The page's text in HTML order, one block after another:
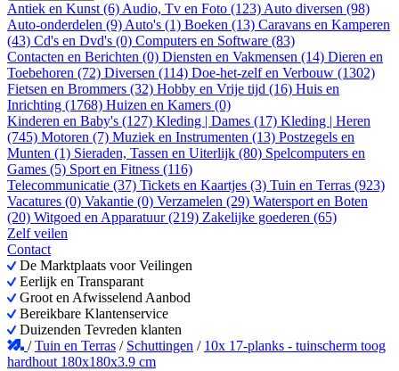
Antiek en Kunst (6) Audio, Tv en Foto (123) Auto diversen (98)
Auto-onderdelen (9) Auto's (1) Boeken (13) Caravans en Kamperen
(43) Cd's en Dvd's (0) Computers en Software (83)
Contacten en Berichten (0) Diensten en Vakmensen (14) Dieren en
Toebehoren (72) Diversen (114) Doe-het-zelf en Verbouw (1302)
Fietsen en Brommers (32) Hobby en Vrije tijd (16) Huis en
Inrichting (1768) Huizen en Kamers (0)
Kinderen en Baby's (127) Kleding | Dames (17) Kleding | Heren
(745) Motoren (7) Muziek en Instrumenten (13) Postzegels en
Munten (1) Sieraden, Tassen en Uiterlijk (80) Spelcomputers en
Games (5) Sport en Fitness (116)
Telecommunicatie (37) Tickets en Kaartjes (3) Tuin en Terras (923)
Vacatures (0) Vakantie (0) Verzamelen (29) Watersport en Boten
(20) Witgoed en Apparatuur (219) Zakelijke goederen (65)
Zelf veilen
Contact
De Marktplaats voor Veilingen
Eerlijk en Transparant
Groot en Afwisselend Aanbod
Bereikbare Klantenservice
Duizenden Tevreden klanten
/Tuin en Terras / Schuttingen / 10x 17-planks - tuinscherm toog
hardhout 180x180x3.9 cm